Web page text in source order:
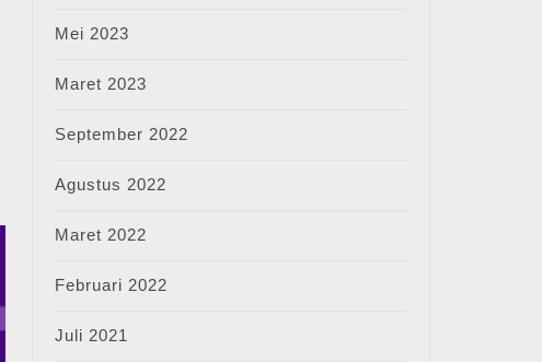
Mei 2023
Maret 2023
September 2022
Agustus 2022
Maret 2022
Februari 2022
Juli 2021